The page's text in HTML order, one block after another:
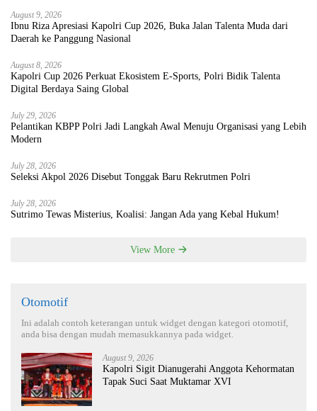
August 9, 2026
Ibnu Riza Apresiasi Kapolri Cup 2026, Buka Jalan Talenta Muda dari
Daerah ke Panggung Nasional
August 8, 2026
Kapolri Cup 2026 Perkuat Ekosistem E-Sports, Polri Bidik Talenta
Digital Berdaya Saing Global
July 29, 2026
Pelantikan KBPP Polri Jadi Langkah Awal Menuju Organisasi yang Lebih
Modern
July 28, 2026
Seleksi Akpol 2026 Disebut Tonggak Baru Rekrutmen Polri
July 28, 2026
Sutrimo Tewas Misterius, Koalisi: Jangan Ada yang Kebal Hukum!
View More
Otomotif
Ini adalah contoh keterangan untuk widget dengan kategori otomotif,
anda bisa dengan mudah memasukkannya pada widget.
August 9, 2026
Kapolri Sigit Dianugerahi Anggota Kehormatan
Tapak Suci Saat Muktamar XVI